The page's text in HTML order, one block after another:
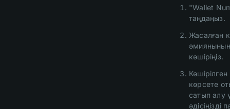
"Wallet
таңдаңыз.
Жасалған
көшіріңіз.
көрсете
сатып алу
әдісіңізді